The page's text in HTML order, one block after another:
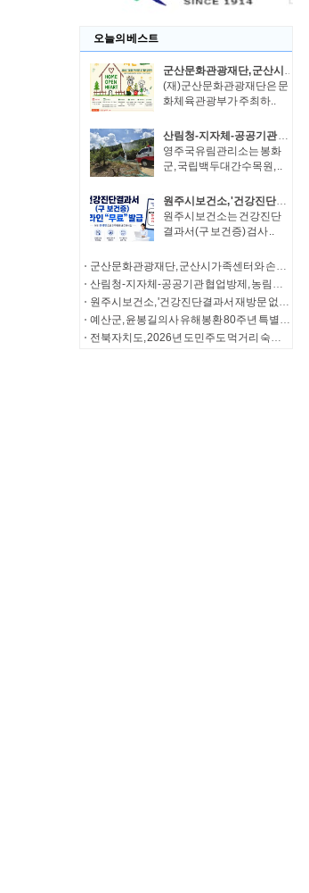
오늘의 베스트
군산문화관광재단, 군산시가족센터와 손잡고 영유아 가족 맞춤형 문화예술교육 추진
(재)군산문화관광재단은 문
화체육관광부가 주최하..
산림청-지자체-공공기관 협업방제, 농림지 연접 산림내 돌발해충 공동대응
영주국유림관리소는 봉화
군, 국립백두대간수목원, ..
원주시보건소, '건강진단결과서 재방문 없이 온라인으로 발급하세요'
원주시보건소는 건강진단
결과서(구 보건증) 검사 ..
군산문화관광재단, 군산시가족센터와 손잡고 영유아 가족 맞춤형 문화예술교육 추진
산림청-지자체-공공기관 협업방제, 농림지 연접 산림내 돌발해충 공동대응
원주시보건소, '건강진단결과서 재방문 없이 온라인으로 발급하세요'
예산군, 윤봉길의사 유해봉환 80주년 특별기획전 연다!
전북자치도, 2026년 도민주도 먹거리 숙의기구 출발